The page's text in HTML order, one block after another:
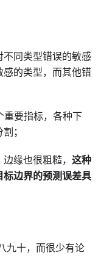
不同类型错误的敏感
感的类型，而其他错
重要指标，各种下
；
缘也很粗糙， 这种
标边界的预测误差具
九十，而很少有论